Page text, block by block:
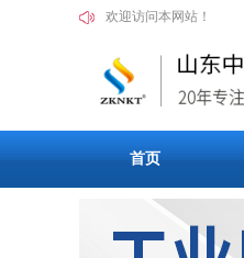
欢迎访问本网站！
首页